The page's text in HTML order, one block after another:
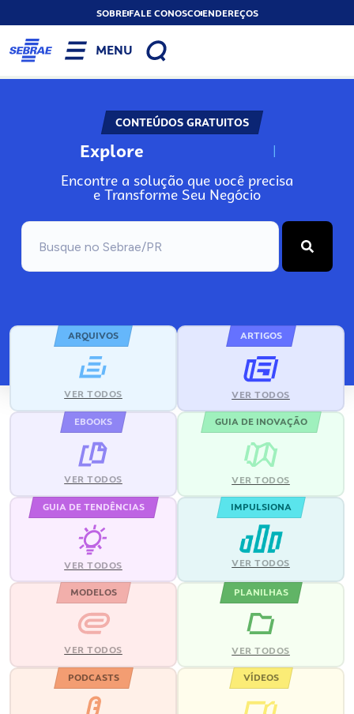
SOBREFALE CONOSCOENDEREÇOS
MENU
CONTEÚDOS GRATUITOS
Explore N
Encontre a solução que você precisa
e Transforme Seu Negócio
ARQUIVOS
VER TODOS
ARTIGOS
VER TODOS
EBOOKS
VER TODOS
GUIA DE INOVAÇÃO
VER TODOS
GUIA DE TENDÊNCIAS
VER TODOS
IMPULSIONA
VER TODOS
MODELOS
VER TODOS
PLANILHAS
VER TODOS
PODCASTS VÍDEOS